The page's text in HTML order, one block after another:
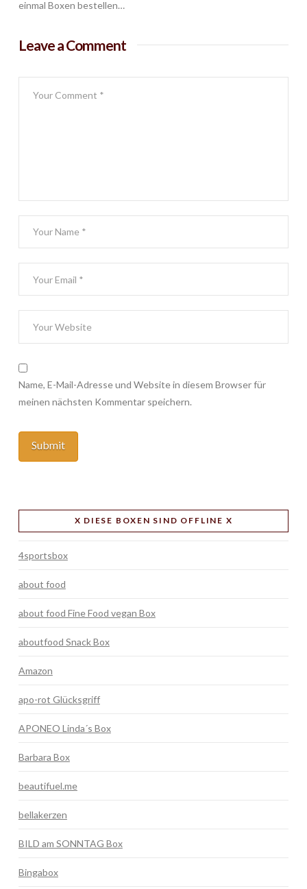
einmal Boxen bestellen…
Leave a Comment
Name, E-Mail-Adresse und Website in diesem Browser für
meinen nächsten Kommentar speichern.
X DIESE BOXEN SIND OFFLINE X
4sportsbox
about food
about food Fine Food vegan Box
aboutfood Snack Box
Amazon
apo-rot Glücksgriff
APONEO Linda´s Box
Barbara Box
beautifuel.me
bellakerzen
BILD am SONNTAG Box
Bingabox